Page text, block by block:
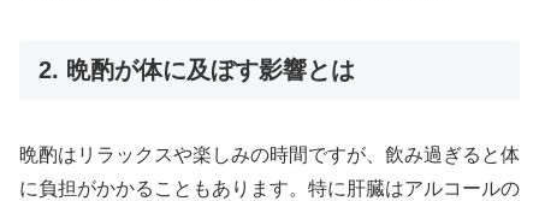
2. 晩酌が体に及ぼす影響とは
晩酌はリラックスや楽しみの時間ですが、飲み過ぎると体
に負担がかかることもあります。特に肝臓はアルコールの